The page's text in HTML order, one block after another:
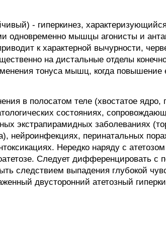
- гиперкинез,
одновременно мышцы агонисты и
к характерной вычурности,
на дистальные отделы
тонуса мышц, когда
в полосатом теле (хвостатое
состояниях,
экстрапирамидных заболеваниях
нейроинфекциях, перинатальных
Нередко наряду с
Следует дифференцировать
следствием выпадения глубокой
двусторонний атетозный